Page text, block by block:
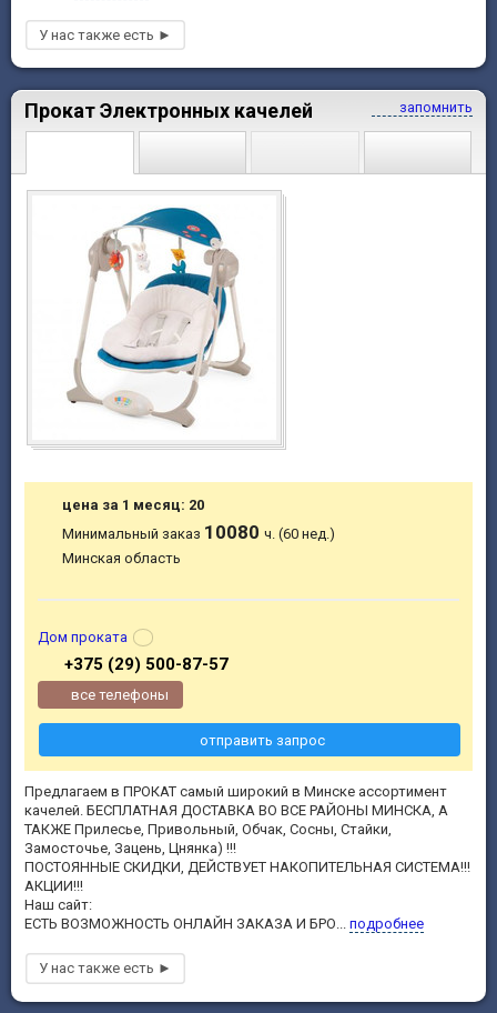
запомнить
Прокат Электронных качелей
Предлагаем в ПРОКАТ самый широкий в Минске ассортимент
качелей. БЕСПЛАТНАЯ ДОСТАВКА ВО ВСЕ РАЙОНЫ МИНСКА, А
ТАКЖЕ Прилесье, Привольный, Обчак, Сосны, Стайки,
Замосточье, Зацень, Цнянка) !!!
ПОСТОЯННЫЕ СКИДКИ, ДЕЙСТВУЕТ НАКОПИТЕЛЬНАЯ СИСТЕМА!!!
АКЦИИ!!!
Наш сайт:
ЕСТЬ ВОЗМОЖНОСТЬ ОНЛАЙН ЗАКАЗА И БРО... подробнее
цена за 1 месяц: 20
Минимальный заказ 10080ч. (60 нед.)
Минская область
Дом проката
+375 (29) 500-87-57
все телефоны
отправить запрос